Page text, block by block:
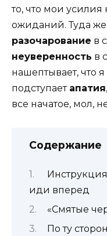
то, что мои
ожиданий. Туда
разочарование в
неуверенность в
нашептывает, что
подступает апатия
все начатое, мол,
Содержание
иди вперед
«Смятые
По ту